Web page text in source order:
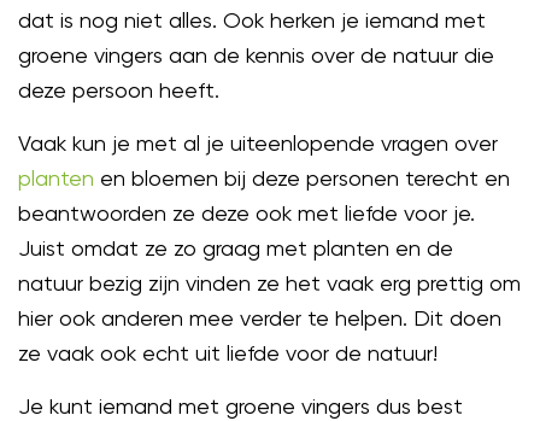
dat is nog niet alles. Ook herken je iemand met
groene vingers aan de kennis over de natuur die
deze persoon heeft.
Vaak kun je met al je uiteenlopende vragen over
planten en bloemen bij deze personen terecht en
beantwoorden ze deze ook met liefde voor je.
Juist omdat ze zo graag met planten en de
natuur bezig zijn vinden ze het vaak erg prettig om
hier ook anderen mee verder te helpen. Dit doen
ze vaak ook echt uit liefde voor de natuur!
Je kunt iemand met groene vingers dus best